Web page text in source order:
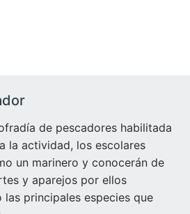
de pescadores habilitada
la actividad, los escolares
un marinero y conocerán de
y aparejos por ellos
principales especies que